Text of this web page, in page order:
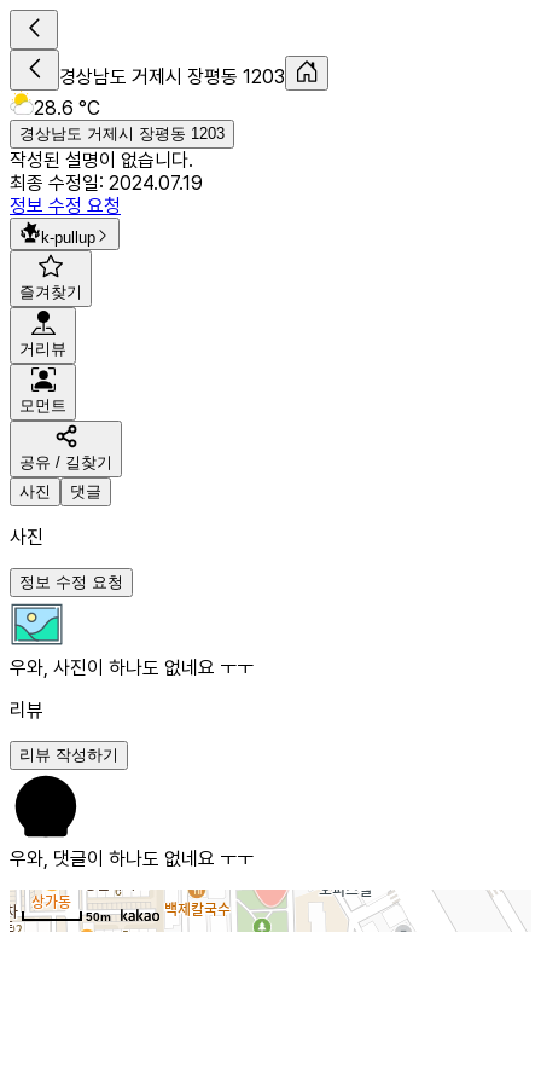
경상남도 거제시 장평동 1203
28.6 °C
경상남도 거제시 장평동 1203
작성된 설명이 없습니다.
최종 수정일: 2024.07.19
정보 수정 요청
k-pullup
즐겨찾기
거리뷰
모먼트
공유 / 길찾기
사진
댓글
사진
정보 수정 요청
우와, 사진이 하나도 없네요 ㅜㅜ
리뷰
리뷰 작성하기
우와, 댓글이 하나도 없네요 ㅜㅜ
50m